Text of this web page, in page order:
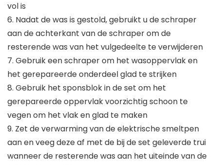
vol is
6. Nadat de was is gestold, gebruikt u de schraper
aan de achterkant van de schraper om de
resterende was van het vulgedeelte te verwijderen
7. Gebruik een schraper om het wasoppervlak en
het gerepareerde onderdeel glad te strijken
8. Gebruik het sponsblok in de set om het
gerepareerde oppervlak voorzichtig schoon te
vegen om het vlak en glad te maken
9. Zet de verwarming van de elektrische smeltpen
aan en veeg deze af met de bij de set geleverde trui
wanneer de resterende was aan het uiteinde van de